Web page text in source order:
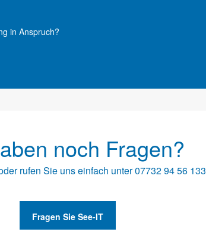
in Anspruch?
noch Fragen?
rufen Sie uns einfach unter07732 94 56 133
Fragen Sie See-IT